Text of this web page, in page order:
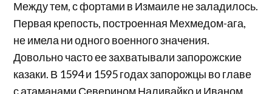
Между тем, с фортами в Измаиле не заладилось.
Первая крепость, построенная Мехмедом-ага,
не имела ни одного военного значения.
Довольно часто ее захватывали запорожские
казаки. В 1594 и 1595 годах запорожцы во главе
с атаманами Северином Наливайко и Иваном